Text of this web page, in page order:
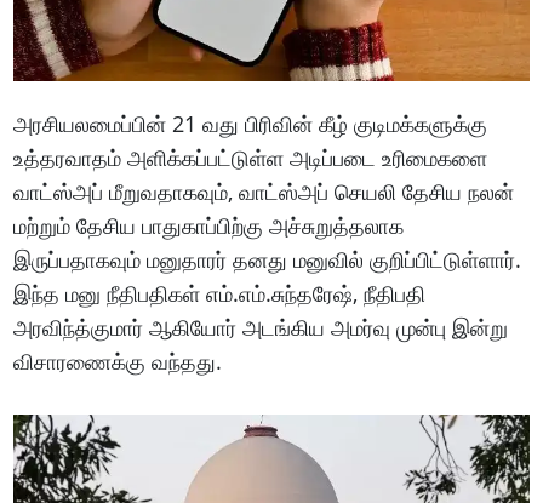
அரசியலமைப்பின் 21 வது பிரிவின் கீழ் குடிமக்களுக்கு
உத்தரவாதம் அளிக்கப்பட்டுள்ள அடிப்படை உரிமைகளை
வாட்ஸ்அப் மீறுவதாகவும், வாட்ஸ்அப் செயலி தேசிய நலன்
மற்றும் தேசிய பாதுகாப்பிற்கு அச்சுறுத்தலாக
இருப்பதாகவும் மனுதாரர் தனது மனுவில் குறிப்பிட்டுள்ளார்.
இந்த மனு நீதிபதிகள் எம்.எம்.சுந்தரேஷ், நீதிபதி
அரவிந்த்குமார் ஆகியோர் அடங்கிய அமர்வு முன்பு இன்று
விசாரணைக்கு வந்தது.